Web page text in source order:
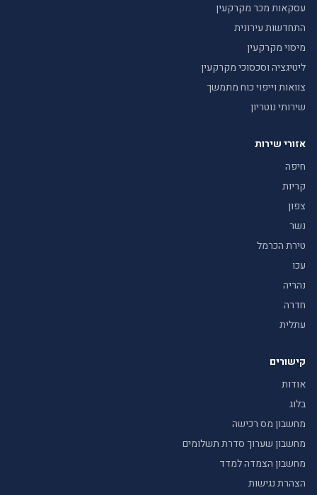
עסקאות מכר מקרקעין
התחדשות עירונית
מיסוי מקרקעין
ליטיגציה וסכסוכי מקרקעין
צוואות וייפוי כוח מתמשך
שירותי נוטריון
אזורי שירות
חיפה
קריות
צפון
נשר
טירת הכרמל
עכו
נהריה
חדרה
עתלית
קישורים
אודות
בלוג
מחשבון מס רכישה
מחשבון שערוך סדרת תשלומים
מחשבון הצמדה למדד
הצהרת נגישות